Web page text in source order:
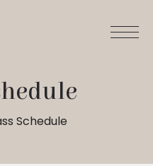
Schedule